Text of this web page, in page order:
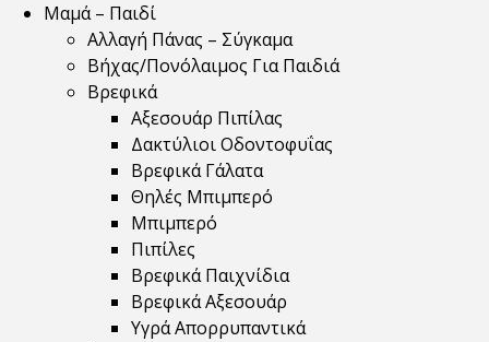
Μαμά – Παιδί
Αλλαγή Πάνας – Σύγκαμα
Βήχας/Πονόλαιμος Για Παιδιά
Βρεφικά
Αξεσουάρ Πιπίλας
Δακτύλιοι Οδοντοφυΐας
Βρεφικά Γάλατα
Θηλές Μπιμπερό
Μπιμπερό
Πιπίλες
Βρεφικά Παιχνίδια
Βρεφικά Αξεσουάρ
Υγρά Απορρυπαντικά